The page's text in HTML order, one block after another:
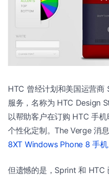
HTC 曾经计划和美国运营商
服务，名称为 HTC Design
以帮助客户在订购 HTC 手
个性化定制。The Verge 消
8XT Windows Phone 8 手机
但遗憾的是，Sprint 和 HTC